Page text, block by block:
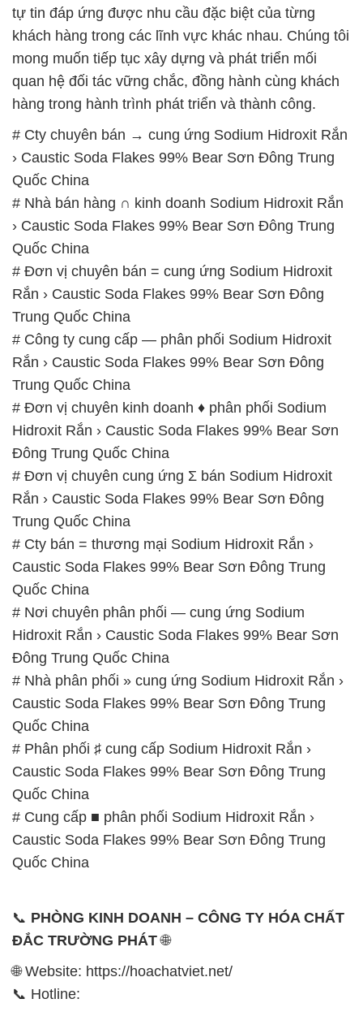
tự tin đáp ứng được nhu cầu đặc biệt của từng
khách hàng trong các lĩnh vực khác nhau. Chúng tôi
mong muốn tiếp tục xây dựng và phát triển mối
quan hệ đối tác vững chắc, đồng hành cùng khách
hàng trong hành trình phát triển và thành công.
# Cty chuyên bán → cung ứng Sodium Hidroxit Rắn
› Caustic Soda Flakes 99% Bear Sơn Đông Trung
Quốc China
# Nhà bán hàng ∩ kinh doanh Sodium Hidroxit Rắn
› Caustic Soda Flakes 99% Bear Sơn Đông Trung
Quốc China
# Đơn vị chuyên bán = cung ứng Sodium Hidroxit
Rắn › Caustic Soda Flakes 99% Bear Sơn Đông
Trung Quốc China
# Công ty cung cấp — phân phối Sodium Hidroxit
Rắn › Caustic Soda Flakes 99% Bear Sơn Đông
Trung Quốc China
# Đơn vị chuyên kinh doanh ♦ phân phối Sodium
Hidroxit Rắn › Caustic Soda Flakes 99% Bear Sơn
Đông Trung Quốc China
# Đơn vị chuyên cung ứng Σ bán Sodium Hidroxit
Rắn › Caustic Soda Flakes 99% Bear Sơn Đông
Trung Quốc China
# Cty bán = thương mại Sodium Hidroxit Rắn ›
Caustic Soda Flakes 99% Bear Sơn Đông Trung
Quốc China
# Nơi chuyên phân phối — cung ứng Sodium
Hidroxit Rắn › Caustic Soda Flakes 99% Bear Sơn
Đông Trung Quốc China
# Nhà phân phối » cung ứng Sodium Hidroxit Rắn ›
Caustic Soda Flakes 99% Bear Sơn Đông Trung
Quốc China
# Phân phối ♯ cung cấp Sodium Hidroxit Rắn ›
Caustic Soda Flakes 99% Bear Sơn Đông Trung
Quốc China
# Cung cấp ■ phân phối Sodium Hidroxit Rắn ›
Caustic Soda Flakes 99% Bear Sơn Đông Trung
Quốc China
📞 PHÒNG KINH DOANH – CÔNG TY HÓA CHẤT
ĐẮC TRƯỜNG PHÁT🌐
🌐 Website: https://hoachatviet.net/
📞 Hotline: